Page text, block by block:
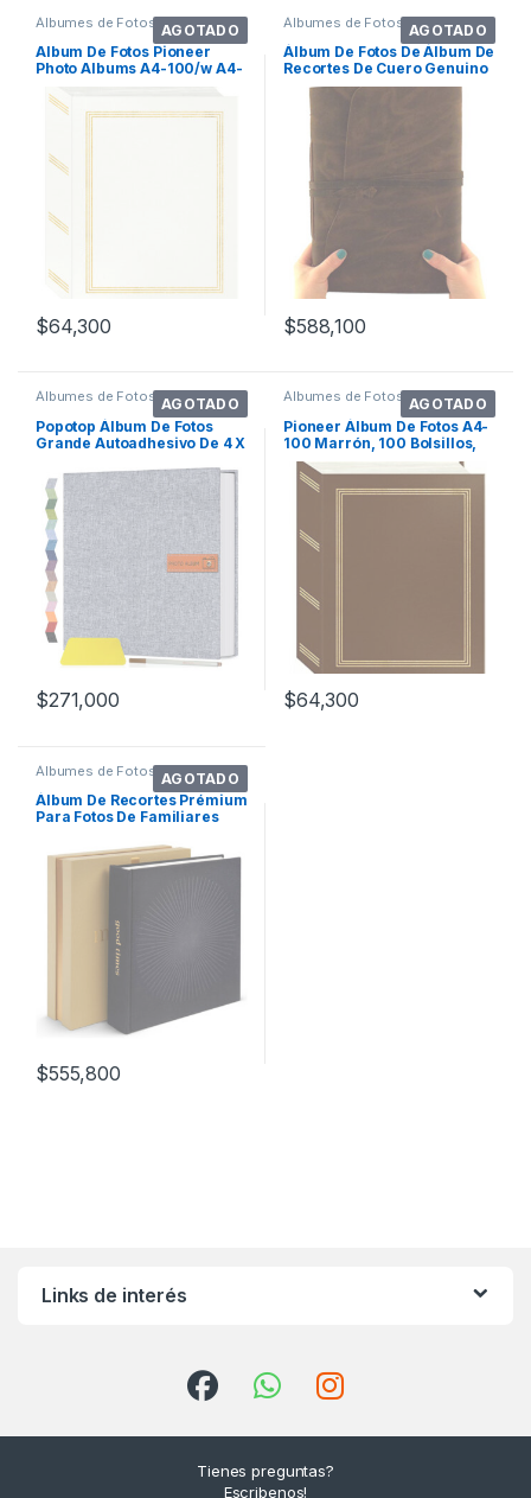
AGOTADO
Álbumes de Fotos
Album De Fotos Pioneer
Photo Albums A4-100/w A4-
Diseño Oro
$64,300
AGOTADO
Álbumes de Fotos
Álbum De Fotos De Álbum De
Recortes De Cuero Genuino
Grande
$588,100
AGOTADO
Álbumes de Fotos
Popotop Álbum De Fotos
Grande Autoadhesivo De 4 X
$271,000
AGOTADO
Álbumes de Fotos
Pioneer Álbum De Fotos A4-
100 Marrón, 100 Bolsillos,
10 X
$64,300
AGOTADO
Álbumes de Fotos
Álbum De Recortes Prémium
Para Fotos De Familiares
$555,800
Links de interés
Tienes preguntas?
Escribenos!